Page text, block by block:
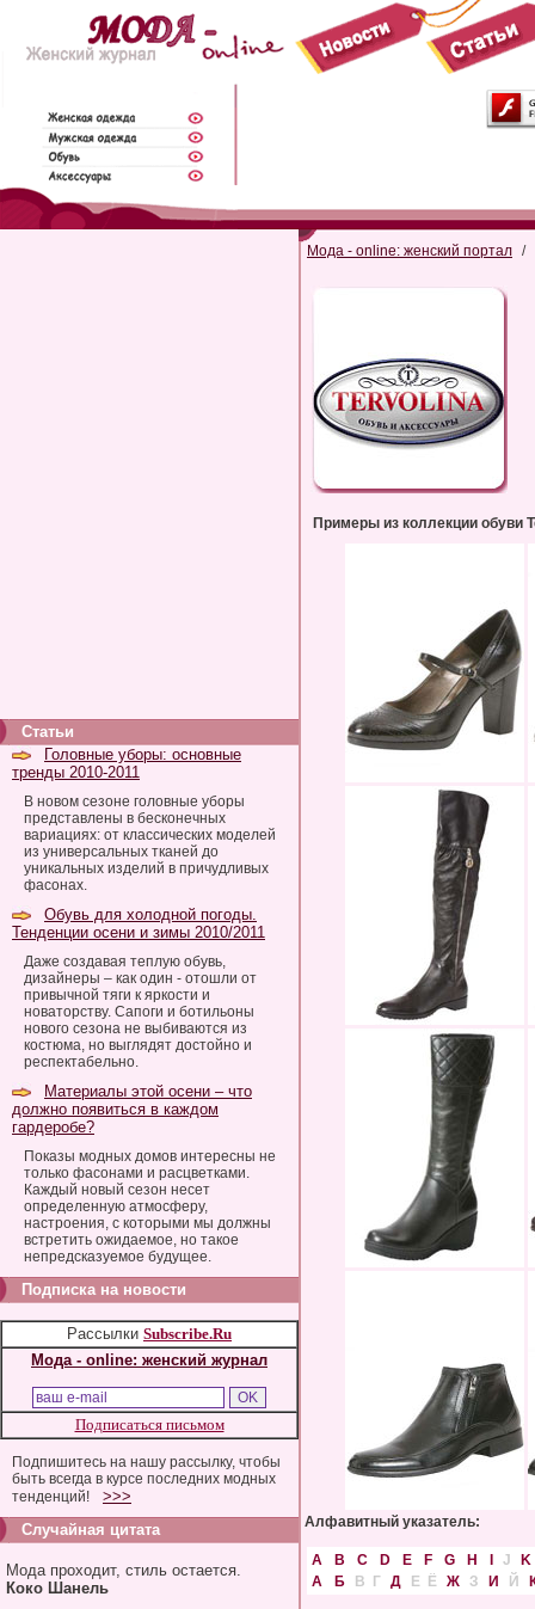
Статьи
Головные уборы: основные
тренды 2010-2011
В новом сезоне головные уборы
представлены в бесконечных
вариациях: от классических моделей
из универсальных тканей до
уникальных изделий в причудливых
фасонах.
Обувь для холодной погоды.
Тенденции осени и зимы 2010/2011
Даже создавая теплую обувь,
дизайнеры – как один - отошли от
привычной тяги к яркости и
новаторству. Сапоги и ботильоны
нового сезона не выбиваются из
костюма, но выглядят достойно и
респектабельно.
Материалы этой осени – что
должно появиться в каждом
гардеробе?
Показы модных домов интересны не
только фасонами и расцветками.
Каждый новый сезон несет
определенную атмосферу,
настроения, с которыми мы должны
встретить ожидаемое, но такое
непредсказуемое будущее.
Подписка на новости
Рассылки Subscribe.Ru
Мода - online: женский журнал
Подписаться письмом
Подпишитесь на нашу рассылку, чтобы
быть всегда в курсе последних модных
тенденций!
>>>
Случайная цитата
Мода проходит, стиль остается.
Коко Шанель
Мода - online: женский портал /
Примеры из коллекции обуви
Алфавитный указатель:
A B C D E F G H J
K
А
Б В Г Д Е Ё Ж З И Й